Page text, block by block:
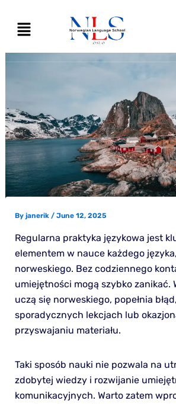
content
Menu
By janerik / June 12, 2025
Regularna praktyka językowa jest
elementem w nauce każdego
norweskiego. Bez codziennego
umiejętności mogą szybko zanikać.
uczą się norweskiego, popełnia
sporadycznych lekcjach lub
przyswajaniu materiału.
Taki sposób nauki nie pozwala na
zdobytej wiedzy i rozwijanie
komunikacyjnych. Warto zatem